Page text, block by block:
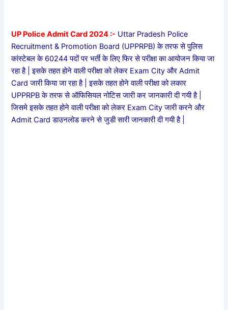
UP Police Admit Card 2024 :- Uttar Pradesh Police
Recruitment & Promotion Board (UPPRPB) के तरफ से पुलिस
कांस्टेबल के 60244 पदों पर भर्ती के लिए फिर से परीक्षा का आयोजन किया जा
रहा है | इसके तहत होने वाली परीक्षा को लेकर Exam City और Admit
Card जारी किया जा रहा है | इसके तहत होने वाली परीक्षा को लकार
UPPRPB के तरफ से ऑफिसियल नोटिस जारी कर जानकारी दी गयी है |
जिसमे इसके तहत होने वाली परीक्षा को लेकर Exam City जारी करने और
Admit Card डाउनलोड करने से जुडी सारी जानकारी दी गयी है |